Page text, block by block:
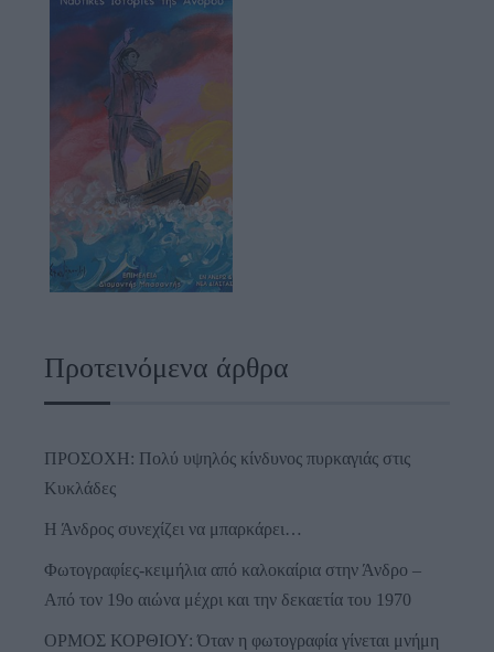
Προτεινόμενα άρθρα
ΠΡΟΣΟΧΗ: Πολύ υψηλός κίνδυνος πυρκαγιάς στις
Κυκλάδες
Η Άνδρος συνεχίζει να μπαρκάρει…
Φωτογραφίες-κειμήλια από καλοκαίρια στην Άνδρο –
Από τον 19ο αιώνα μέχρι και την δεκαετία του 1970
ΟΡΜΟΣ ΚΟΡΘΙΟΥ: Όταν η φωτογραφία γίνεται μνήμη